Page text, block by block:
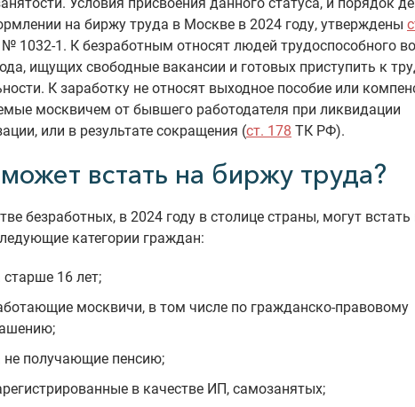
на биржу труда в Москве в 2024 году, утверждены
1032-1. К безработным относят людей трудоспособного
ищущих свободные вакансии и готовых приступить к
К заработку не относят выходное пособие или
москвичем от бывшего работодателя при ликвидации
или в результате сокращения (ст. 178 ТК РФ).
встать на биржу труда?
безработных, в 2024 году в столице страны, могут
категории граждан:
старше 16 лет;
москвичи, в том числе по гражданско-правовому
не получающие пенсию;
в качестве ИП, самозанятых;